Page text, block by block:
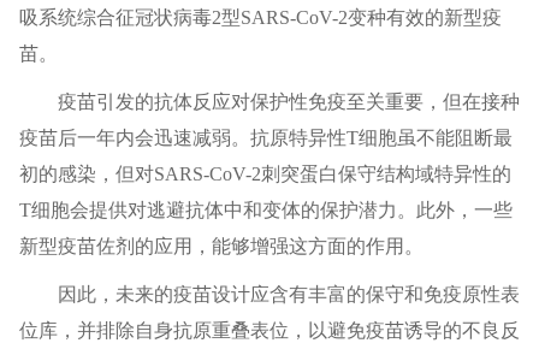
吸系统综合征冠状病毒2型SARS-CoV-2变种有效的新型疫
苗。
疫苗引发的抗体反应对保护性免疫至关重要，但在接种
疫苗后一年内会迅速减弱。抗原特异性T细胞虽不能阻断最
初的感染，但对SARS-CoV-2刺突蛋白保守结构域特异性的
T细胞会提供对逃避抗体中和变体的保护潜力。此外，一些
新型疫苗佐剂的应用，能够增强这方面的作用。
因此，未来的疫苗设计应含有丰富的保守和免疫原性表
位库，并排除自身抗原重叠表位，以避免疫苗诱导的不良反